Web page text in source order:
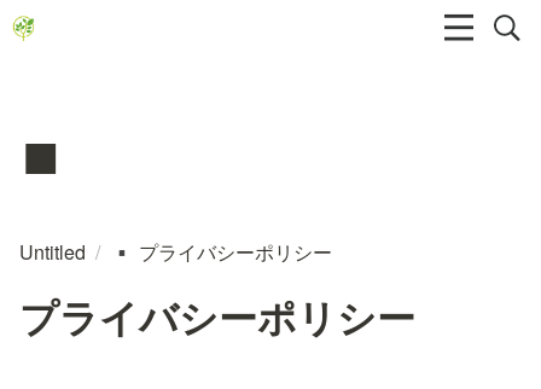
▪️
Untitled / ▪️ プライバシーポリシー
プライバシーポリシー